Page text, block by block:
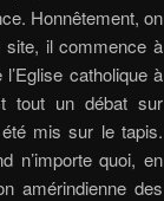
Honnêtement, on
site, il commence à
catholique à
tout un débat sur
été mis sur le tapis.
n’importe quoi, en
amérindienne des